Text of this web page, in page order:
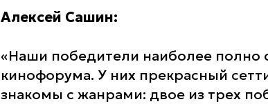
Алексей Сашин:
«Наши победители наиболее полно
кинофорума. У них прекрасный
знакомы с жанрами: двое из трех